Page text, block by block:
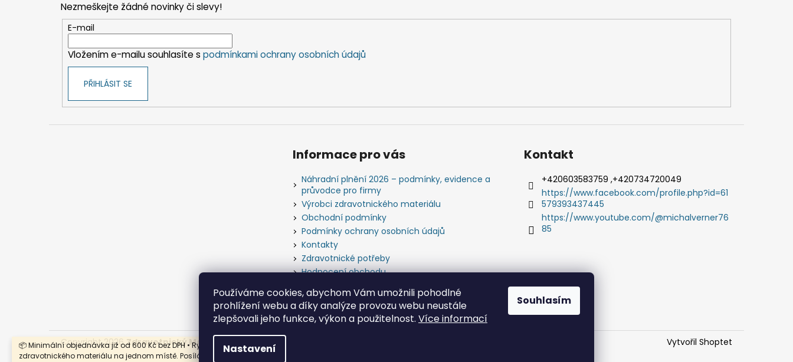
Používáme cookies, abychom Vám umožnili pohodlné
prohlížení webu a díky analýze provozu webu neustále
zlepšovali jeho funkce, výkon a použitelnost. Více informací
Nastavení
Souhlasím
📦 Minimální objednávka již od 600 Kč bez DPH • Rychlý nákup
zdravotnického materiálu na jednom místě. Posíláme i na Slovensko.
Nezmeškejte žádné novinky či slevy!
E-mail
Vložením e-mailu souhlasíte s podmínkami ochrany osobních údajů
PŘIHLÁSIT SE
Informace pro vás
Náhradní plnění 2026 – podmínky, evidence a
průvodce pro firmy
Výrobci zdravotnického materiálu
Obchodní podmínky
Podmínky ochrany osobních údajů
Kontakty
Zdravotnické potřeby
Hodnocení obchodu
Kontakt
+420603583759 ,+420734720049
https://www.facebook.com/profile.php?id=61
579393437445
https://www.youtube.com/@michalverner76
85
Vytvořil Shoptet
Copyright 2026Zdravotnický Materiál - Velkoobchod s.r.o.